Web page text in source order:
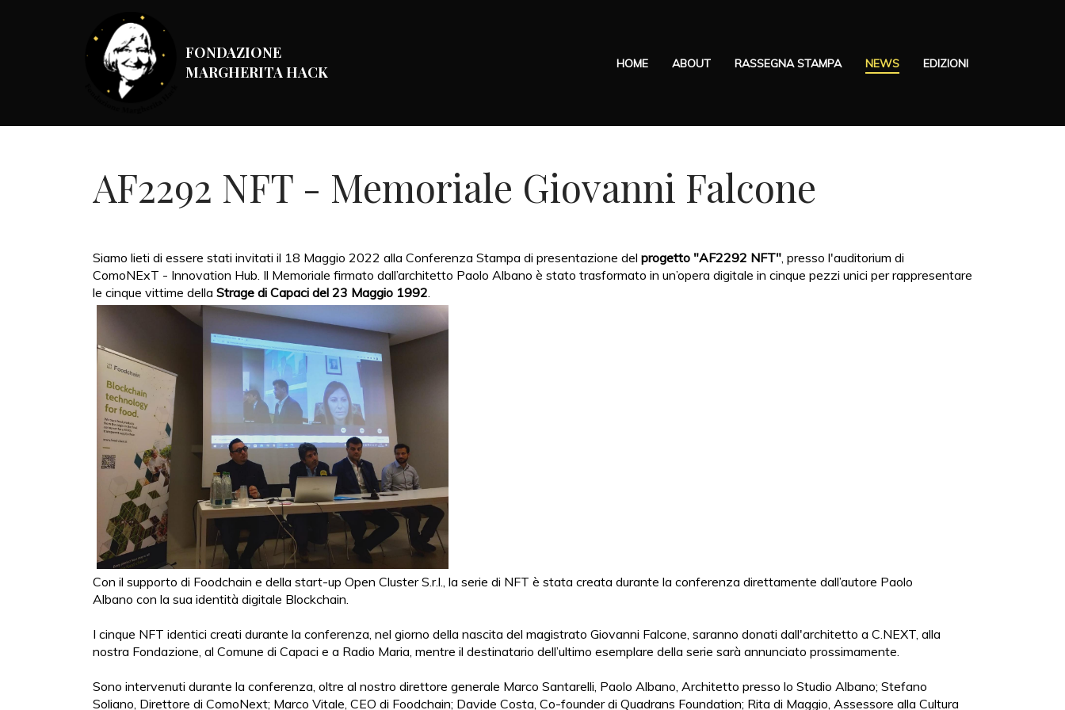
FONDAZIONE
MARGHERITA HACK
HOME ABOUT RASSEGNA STAMPA NEWS EDIZIONI
AF2292 NFT - Memoriale Giovanni Falcone
Siamo lieti di essere stati invitati il 18 Maggio 2022 alla Conferenza Stampa di presentazione del progetto "AF2292 NFT" , presso l'auditorium di
ComoNExT - Innovation Hub. Il Memoriale firmato dall’architetto Paolo Albano è stato trasformato in un’opera digitale in cinque pezzi unici per rappresentare
le cinque vittime della Strage di Capaci del 23 Maggio 1992
Con il supporto di Foodchain e della start-up Open Cluster S.r.l., la serie di NFT è stata creata durante la conferenza direttamente dall’autore Paolo
Albano con la sua identità digitale Blockchain.
I cinque NFT identici creati durante la conferenza, nel giorno della nascita del magistrato Giovanni Falcone, saranno donati dall'architetto a C.NEXT, alla
nostra Fondazione, al Comune di Capaci e a Radio Maria, mentre il destinatario dell’ultimo esemplare della serie sarà annunciato prossimamente.
Sono intervenuti durante la conferenza, oltre al nostro direttore generale Marco Santarelli, Paolo Albano, Architetto presso lo Studio Albano; Stefano
Soliano, Direttore di ComoNext; Marco Vitale, CEO di Foodchain; Davide Costa, Co-founder di Quadrans Foundation; Rita di Maggio, Assessore alla Cultura